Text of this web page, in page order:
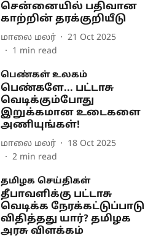
சென்னையில் பதிவான
காற்றின் தரக்குறியீடு
மாலை மலர்
21 Oct 2025
1 min read
பெண்கள் உலகம்
பெண்களே... பட்டாசு
வெடிக்கும்போது
இறுக்கமான உடைகளை
அணியுங்கள்!
மாலை மலர்
18 Oct 2025
2 min read
தமிழக செய்திகள்
தீபாவளிக்கு பட்டாசு
வெடிக்க நேரக்கட்டுப்பாடு
விதித்தது யார்? தமிழக
அரசு விளக்கம்